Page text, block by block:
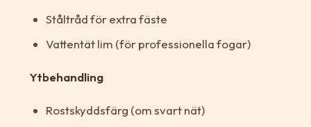
Ståltråd för extra fäste
Vattentät lim (för professionella fogar)
Ytbehandling
Rostskyddsfärg (om svart nät)